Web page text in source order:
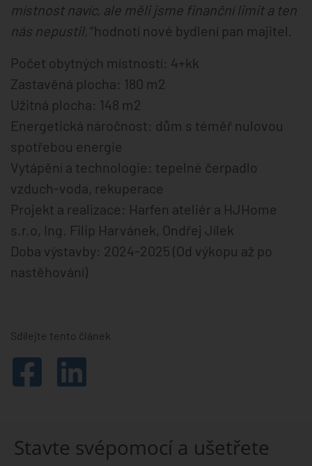
místnost navíc, ale měli jsme finanční limit a ten
nás nepustil,“hodnotí nové bydlení pan majitel.
Počet obytných místností: 4+kk
Zastavěná plocha: 180 m2
Užitná plocha: 148 m2
Energetická náročnost: dům s téměř nulovou
spotřebou energie
Vytápění a technologie: tepelné čerpadlo
vzduch-voda, rekuperace
Projekt a realizace: Harfen ateliér a HJHome
s.r.o, Ing. Filip Harvánek, Ondřej Jílek
Doba výstavby: 2024-2025 (Od výkopu až po
nastěhování)
Sdílejte tento článek
Stavte svépomocí a ušetřete